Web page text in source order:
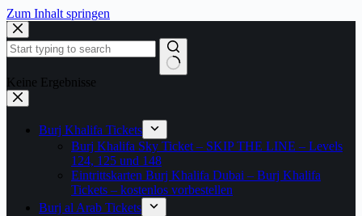
Zum Inhalt springen
Keine Ergebnisse
Burj Khalifa Tickets
Burj Khalifa Sky Ticket – SKIP THE LINE – Levels
124, 125 und 148
Eintrittskarten Burj Khalifa Dubai – Burj Khalifa
Tickets – kostenlos vorbestellen
Burj al Arab Tickets